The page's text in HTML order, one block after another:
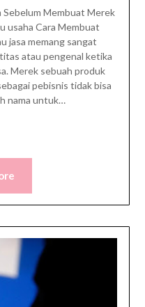
Membuat Merek
usaha Cara Membuat
jasa memang sangat
atau pengenal ketika
Merek sebuah produk
pebisnis tidak bisa
nama untuk…